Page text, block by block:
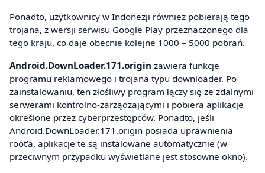
Ponadto, użytkownicy w Indonezji również pobierają tego
trojana, z wersji serwisu Google Play przeznaczonego dla
tego kraju, co daje obecnie kolejne 1000 – 5000 pobrań.
Android.DownLoader.171.origin zawiera funkcje
programu reklamowego i trojana typu downloader. Po
zainstalowaniu, ten złośliwy program łączy się ze zdalnymi
serwerami kontrolno-zarządzającymi i pobiera aplikacje
określone przez cyberprzestępców. Ponadto, jeśli
Android.DownLoader.171.origin posiada uprawnienia
root’a, aplikacje te są instalowane automatycznie (w
przeciwnym przypadku wyświetlane jest stosowne okno).